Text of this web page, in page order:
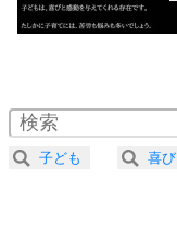
気
4 器
2.0倍速 （
2.5倍速 （
3.0倍速 （
子ども 喜び